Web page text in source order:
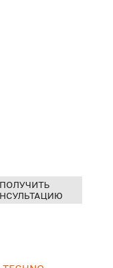
ПОЛУЧИТЬ